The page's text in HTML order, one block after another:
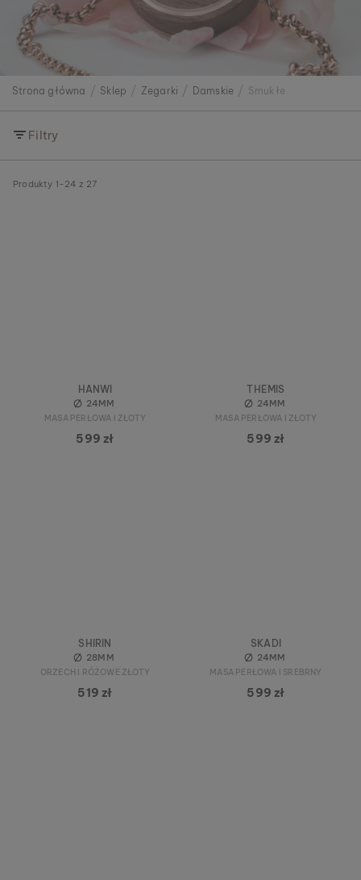
Strona główna Sklep Zegarki Damskie Smukłe
Filtry
Produkty 1- 24 z 27
HANWI
24MM
MASA PERŁOWA I ZŁOTY
599 zł
THEMIS
24MM
MASA PERŁOWA I ZŁOTY
599 zł
SHIRIN
28MM
ORZECH I RÓŻOWE ZŁOTY
519 zł
SKADI
24MM
MASA PERŁOWA I SREBRNY
599 zł